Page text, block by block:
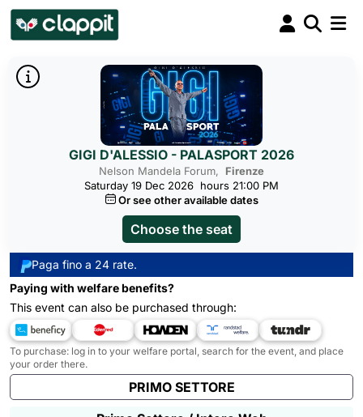
GIGI D'ALESSIO - PALASPORT 2026
Nelson Mandela Forum, Firenze
Saturday 19 Dec 2026 hours 21:00 PM
Or see other available dates
Choose the seat
Paga fino a 24 rate.
Paying with welfare benefits?
This event can also be purchased through:
To purchase: log in to your welfare portal, search for the event, and place
your order there.
PRIMO SETTORE